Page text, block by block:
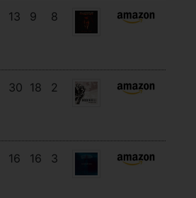
13 9 8
30 18 2
16 16 3